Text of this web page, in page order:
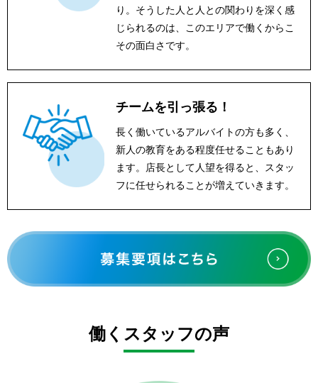
り。そうした人と人との関わりを深く感
じられるのは、このエリアで働くからこ
その面白さです。
チームを引っ張る！
長く働いているアルバイトの方も多く、
新人の教育をある程度任せることもあり
ます。店長として人望を得ると、スタッ
フに任せられることが増えていきます。
働くスタッフの声